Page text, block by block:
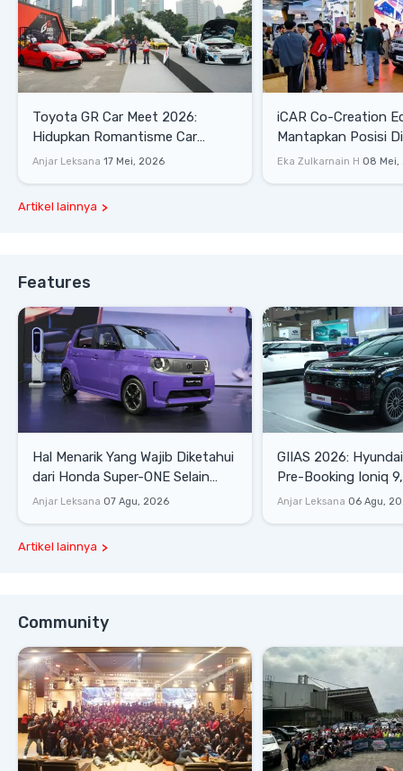
Toyota GR Car Meet 2026:
Hidupkan Romantisme Car
Culture Era 90-an
Anjar Leksana 17 Mei, 2026
iCAR Co-Creation
Mantapkan Posisi
Gaya Hidup
Eka Zulkarnain H 08 Mei,
Artikel lainnya
Features
Hal Menarik Yang Wajib Diketahui
dari Honda Super-ONE Selain
Harga
Anjar Leksana 07 Agu, 2026
GIIAS 2026:
Pre-Booking Ioniq
Rp1,49 Miliar
Anjar Leksana 06 Agu,
Artikel lainnya
Community